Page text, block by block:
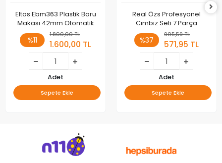
Eltos Ebm363 Plastik Boru
Makası 42mm Otomatik
%11
1.800,00 TL
1.600,00 TL
Adet
Sepete Ekle
Real Özs Profesyonel
Cımbız Seti 7 Parça
%37
905,59 TL
571,95 TL
Adet
Sepete Ekle